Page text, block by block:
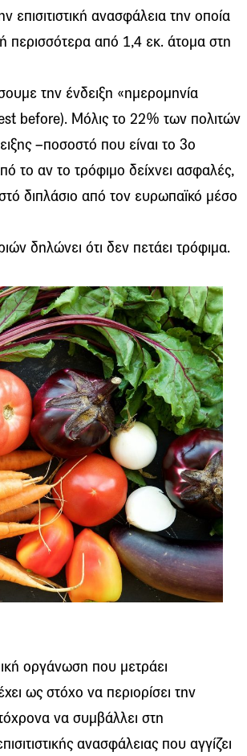
ανασφάλεια την οποία
περισσότερα από 1,4 εκ. άτομα στη
την ένδειξη «ημερομηνία
before). Μόλις το 22% των πολιτών
–ποσοστό που είναι το 3ο
το αν το τρόφιμο δείχνει ασφαλές,
διπλάσιο από τον ευρωπαϊκό μέσο
δηλώνει ότι δεν πετάει τρόφιμα.
οργάνωση που μετράει
ως στόχο να περιορίσει την
να συμβάλλει στη
ανασφάλειας που αγγίζει